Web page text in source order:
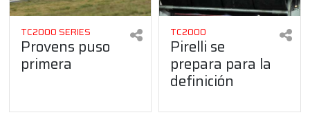
TC2000 SERIES
Provens puso
primera
TC2000
Pirelli se
prepara para la
definición